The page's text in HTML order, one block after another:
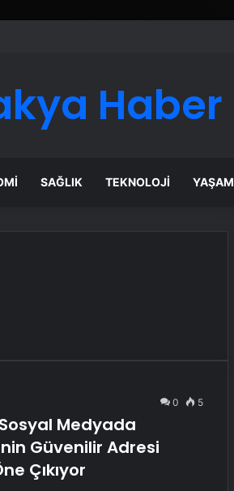
Haber
SAĞLIK TEKNOLOJI YAŞAM
0 5
Medyada
Güvenilir Adresi
Çıkıyor